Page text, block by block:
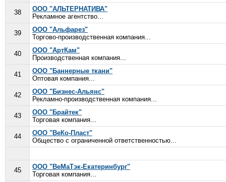
38
ООО "АЛЬТЕРНАТИВА"
Рекламное агентство...
39
ООО "Альфарез"
Торгово-производственная компания...
40
ООО "АртКам"
Производственная компания...
41
ООО "Баннерные ткани"
Оптовая компания...
42
ООО "Бизнес-Альянс"
Рекламно-производственная компания...
43
ООО "Брайтек"
Торговая компания...
44
ООО "ВеКо-Пласт"
Общество с ограниченной ответственностью...
45
ООО "ВеМаТэк-Екатеринбург"
Торговая компания...